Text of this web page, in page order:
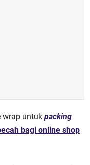
wrap untuk packing
bagi online shop